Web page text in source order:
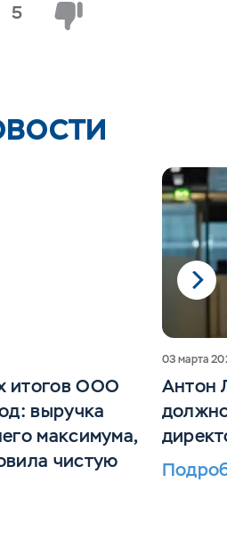
5
итогов ООО
выручка
максимума,
чистую
03 марта
Антон